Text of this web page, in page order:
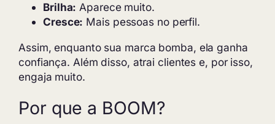
Brilha: Aparece muito.
Cresce: Mais pessoas no perfil.
Assim, enquanto sua marca bomba, ela ganha
confiança. Além disso, atrai clientes e, por isso,
engaja muito.
Por que a BOOM?